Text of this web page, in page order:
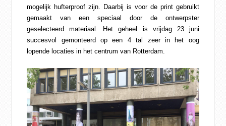
mogelijk hufterproof zijn. Daarbij is voor de print gebruikt
gemaakt van een speciaal door de ontwerpster
geselecteerd materiaal. Het geheel is vrijdag 23 juni
succesvol gemonteerd op een 4 tal zeer in het oog
lopende locaties in het centrum van Rotterdam.